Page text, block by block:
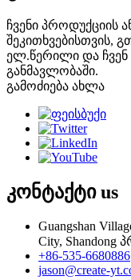
ჩვენი პროდუქციის
შეკითხვებისთვის,
ელ.წერილი და ჩვენ
განმავლობაში.
გამოძიება ახლა
კონტაქტიus
Guangshan
City, Shandong
+86-535-6680886
jason@create-